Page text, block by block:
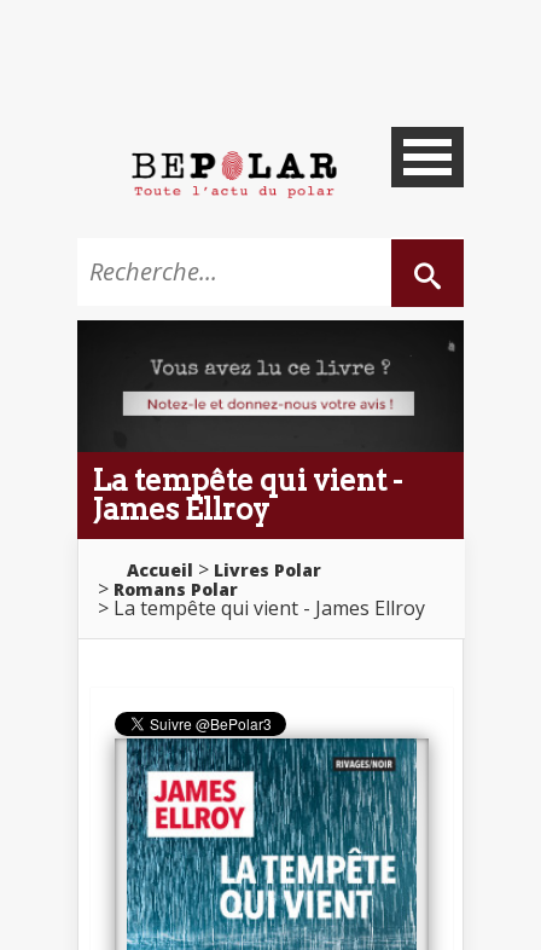
La tempête qui vient -
James Ellroy
Accueil
Livres Polar
Romans Polar
La tempête qui vient - James Ellroy